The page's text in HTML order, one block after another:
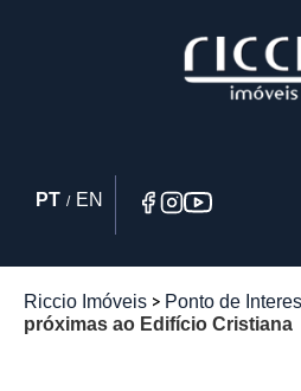
PT / EN
Riccio Imóveis Ponto de
próximas ao Edifício Cristiana